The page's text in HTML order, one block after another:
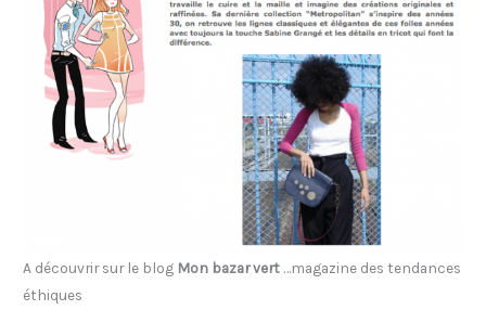
A découvrir sur le blog Mon bazar vert …magazine des tendances
éthiques